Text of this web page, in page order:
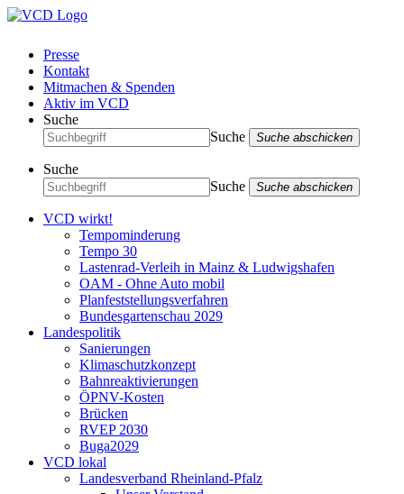
Presse
Kontakt
Mitmachen & Spenden
Aktiv im VCD
Suche
Suche
Suche abschicken
Suche
Suche
Suche abschicken
VCD wirkt!
Tempominderung
Tempo 30
Lastenrad-Verleih in Mainz & Ludwigshafen
OAM - Ohne Auto mobil
Planfeststellungsverfahren
Bundesgartenschau 2029
Landespolitik
Sanierungen
Klimaschutzkonzept
Bahnreaktivierungen
ÖPNV-Kosten
Brücken
RVEP 2030
Buga2029
VCD lokal
Landesverband Rheinland-Pfalz